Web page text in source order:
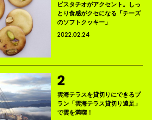
ピスタチオがアクセント。しっ
とり食感がクセになる「チーズ
のソフトクッキー」
2022.02.24
雲海テラスを貸切りにできるプ
ラン「雲海テラス貸切り遠足」
で雲を満喫！